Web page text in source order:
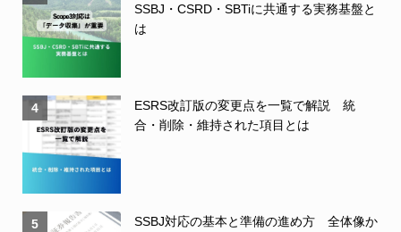
SSBJ・CSRD・SBTiに共通する実務基盤と
は
4
ESRS改訂版の変更点を一覧で解説 統
合・削除・維持された項目とは
5
SSBJ対応の基本と準備の進め方 全体像か